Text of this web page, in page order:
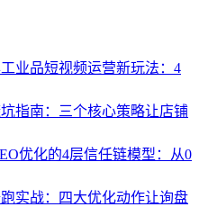
业品短视频运营新玩法：4
指南：三个核心策略让店铺
优化的4层信任链模型：从0
实战：四大优化动作让询盘